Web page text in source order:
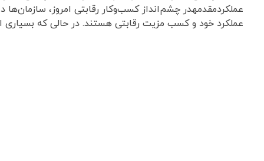
عملکردمقدمهدر چشم‌انداز کسب‌وکار رقابتی امروز، سازمان‌ها
عملکرد خود و کسب مزیت رقابتی هستند. در حالی که بسیاری